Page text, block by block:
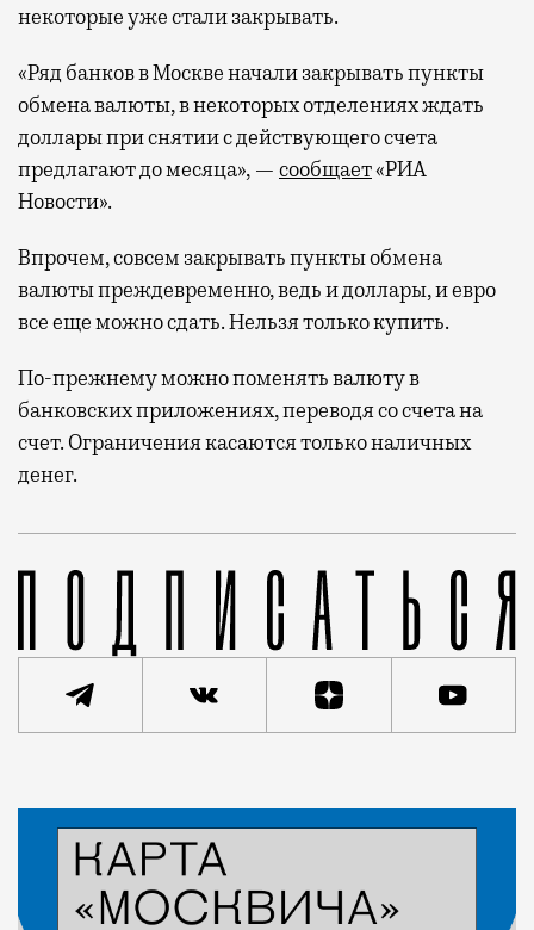
некоторые уже стали закрывать.
«Ряд банков в Москве начали закрывать пункты
обмена валюты, в некоторых отделениях ждать
доллары при снятии с действующего счета
предлагают до месяца», — сообщает«РИА
Новости».
Впрочем, совсем закрывать пункты обмена
валюты преждевременно, ведь и доллары, и евро
все еще можно сдать. Нельзя только купить.
По-прежнему можно поменять валюту в
банковских приложениях, переводя со счета на
счет. Ограничения касаются только наличных
денег.
С 9 марта до 9 сентября Банк России ужесточает
Статья
Город
Редакция Москвич Mag